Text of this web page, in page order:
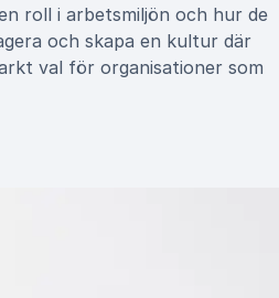
roll i arbetsmiljön och hur de
och skapa en kultur där
val för organisationer som